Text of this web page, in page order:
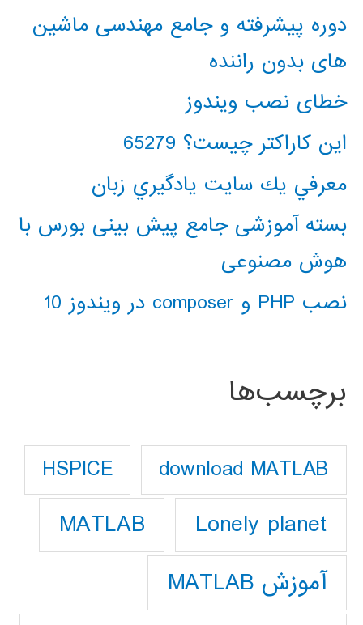
دوره پیشرفته و جامع مهندسی ماشین
های بدون راننده
خطای نصب ویندوز
این کاراکتر چیست؟ 65279
معرفي يك سايت يادگيري زبان
بسته آموزشی جامع پیش بینی بورس با
هوش مصنوعی
نصب PHP و composer در ویندوز 10
برچسب‌ها
download MATLAB
HSPICE
Lonely planet
MATLAB
آموزش MATLAB